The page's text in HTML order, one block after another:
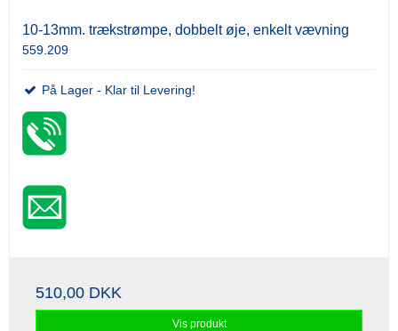
10-13mm. trækstrømpe, dobbelt øje, enkelt vævning
559.209
På Lager - Klar til Levering!
510,00 DKK
Vis produkt